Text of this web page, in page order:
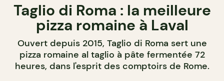
Taglio di Roma : la meilleure
pizza romaine à Laval
Ouvert depuis 2015, Taglio di Roma sert une
pizza romaine al taglio à pâte fermentée 72
heures, dans l'esprit des comptoirs de Rome.